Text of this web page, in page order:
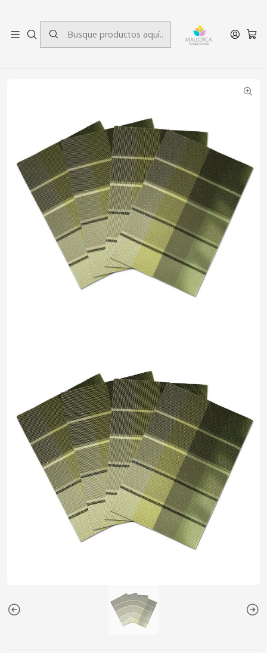
Inicio Decoración Menaje
Set Individuales Merlín Verde 4 Piezas